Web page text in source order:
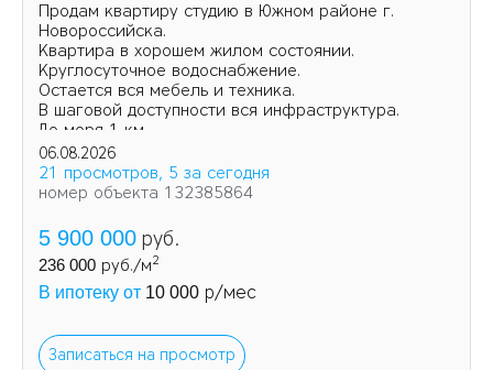
Продам квартиру студию в Южном районе г.
Новороссийска.
Квартира в хорошем жилом состоянии.
Круглосуточное водоснабжение.
Остается вся мебель и техника.
В шаговой доступности вся инфраструктура.
До моря 1 км.
06.08.2026
21 просмотров, 5 за сегодня
номер объекта 132385864
5 900 000 руб.
236 000 руб./м2
В ипотеку от 10 000 р/мес
Записаться на просмотр